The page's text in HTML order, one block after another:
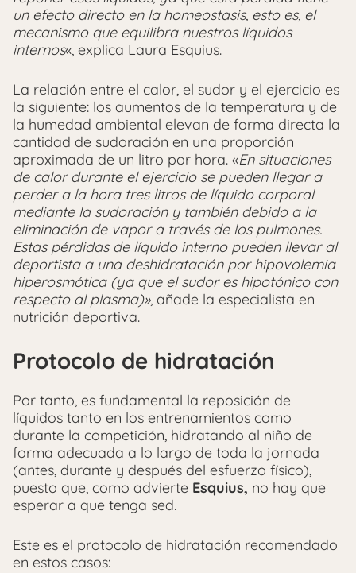
un efecto directo en la homeostasis, esto es, el
mecanismo que equilibra nuestros líquidos
internos«, explica Laura Esquius.
La relación entre el calor, el sudor y el ejercicio es
la siguiente: los aumentos de la temperatura y de
la humedad ambiental elevan de forma directa la
cantidad de sudoración en una proporción
aproximada de un litro por hora. «En situaciones
de calor durante el ejercicio se pueden llegar a
perder a la hora tres litros de líquido corporal
mediante la sudoración y también debido a la
eliminación de vapor a través de los pulmones.
Estas pérdidas de líquido interno pueden llevar al
deportista a una deshidratación por hipovolemia
hiperosmótica (ya que el sudor es hipotónico con
respecto al plasma)», añade la especialista en
nutrición deportiva.
Protocolo de hidratación
Por tanto, es fundamental la reposición de
líquidos tanto en los entrenamientos como
durante la competición, hidratando al niño de
forma adecuada a lo largo de toda la jornada
(antes, durante y después del esfuerzo físico),
puesto que, como advierte Esquius, no hay que
esperar a que tenga sed.
Este es el protocolo de hidratación recomendado
en estos casos: